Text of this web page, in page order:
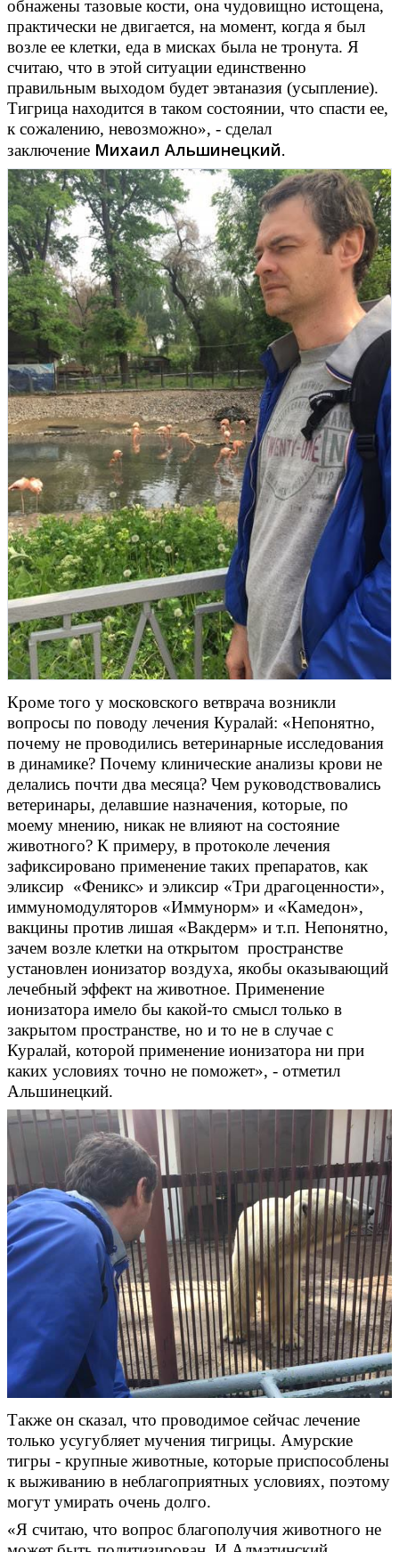
обнажены тазовые кости, она чудовищно истощена,
практически не двигается, на момент, когда я был
возле ее клетки, еда в мисках была не тронута. Я
считаю, что в этой ситуации единственно
правильным выходом будет эвтаназия (усыпление).
Тигрица находится в таком состоянии, что спасти ее,
к сожалению, невозможно», - сделал
заключение Михаил Альшинецкий.
Кроме того у московского ветврача возникли
вопросы по поводу лечения Куралай: «Непонятно,
почему не проводились ветеринарные исследования
в динамике? Почему клинические анализы крови не
делались почти два месяца? Чем руководствовались
ветеринары, делавшие назначения, которые, по
моему мнению, никак не влияют на состояние
животного? К примеру, в протоколе лечения
зафиксировано применение таких препаратов, как
эликсир «Феникс» и эликсир «Три драгоценности»,
иммуномодуляторов «Иммунорм» и «Камедон»,
вакцины против лишая «Вакдерм» и т.п. Непонятно,
зачем возле клетки на открытом пространстве
установлен ионизатор воздуха, якобы оказывающий
лечебный эффект на животное. Применение
ионизатора имело бы какой-то смысл только в
закрытом пространстве, но и то не в случае с
Куралай, которой применение ионизатора ни при
каких условиях точно не поможет», - отметил
Альшинецкий.
Также он сказал, что проводимое сейчас лечение
только усугубляет мучения тигрицы. Амурские
тигры - крупные животные, которые приспособлены
к выживанию в неблагоприятных условиях, поэтому
могут умирать очень долго.
«Я считаю, что вопрос благополучия животного не